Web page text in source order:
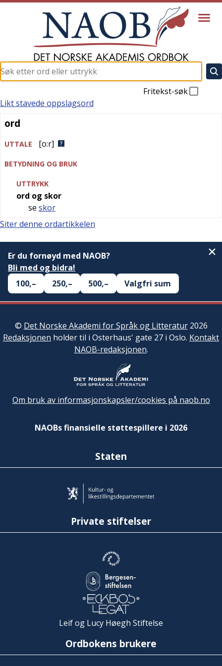
Fritekst-søk
ord
Likt stavede oppslagsord
ord
UTTALE [o:r]
BETYDNING OG BRUK
UTTRYKK
ord og skor
se skor
Siter denne ordartikkelen
Er du fornøyd med NAOB?
Bli med og bidra!
100,–
250,– 500,– Valgfri sum
© Det Norske Akademi for Språk og Litteratur2026
Redaksjonen holder til i Osterhaus' gate 27 i Oslo. Kontakt
NAOB-redaksjonen.
Om bruk av informasjonskapsler/cookies på naob.no
NAOBs finansielle støttespillere i 2026
Staten
Private stiftelser
Leif og Lucy Høegh Stiftelse
Ordbokens brukere